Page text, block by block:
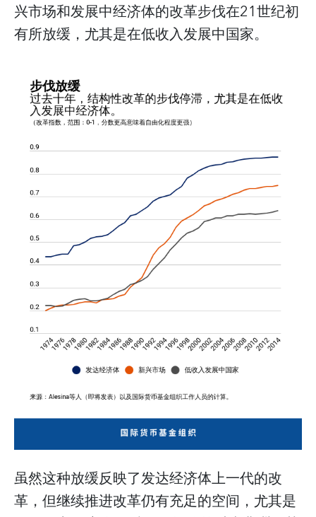
兴市场和发展中经济体的改革步伐在21世纪初
有所放缓，尤其是在低收入发展中国家。
虽然这种放缓反映了发达经济体上一代的改
革，但继续推进改革仍有充足的空间，尤其是